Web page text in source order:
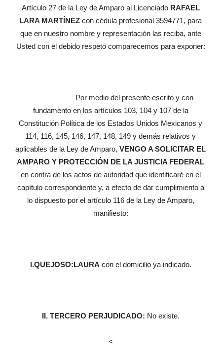
Artículo 27 de la Ley de Amparo al Licenciado RAFAEL
LARA MARTÍNEZ con cédula profesional 3594771, para
que en nuestro nombre y representación las reciba, ante
Usted con el debido respeto comparecemos para exponer:
Por medio del presente escrito y con
fundamento en los artículos 103, 104 y 107 de la
Constitución Política de los Estados Unidos Mexicanos y
114, 116, 145, 146, 147, 148, 149 y demás relativos y
aplicables de la Ley de Amparo, VENGO A SOLICITAR EL
AMPARO Y PROTECCIÓN DE LA JUSTICIA FEDERAL
en contra de los actos de autoridad que identificaré en el
capítulo correspondiente y, a efecto de dar cumplimiento a
lo dispuesto por el artículo 116 de la Ley de Amparo,
manifiesto:
I.QUEJOSO:LAURA con el domicilio ya indicado.
II. TERCERO PERJUDICADO: No existe.
<